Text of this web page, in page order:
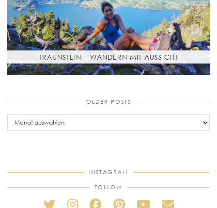
TRAUNSTEIN – WANDERN MIT AUSSICHT
OLDER POSTS
older
posts
INSTAGRAM
FOLLOW